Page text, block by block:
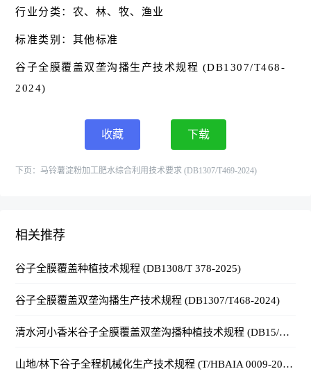
行业分类：农、林、牧、渔业
标准类别：其他标准
谷子全膜覆盖双垄沟播生产技术规程 (DB1307/T468-
2024)
收藏 下载
下页：马铃薯淀粉加工肥水综合利用技术要求 (DB1307/T469-2024)
相关推荐
谷子全膜覆盖种植技术规程 (DB1308/T 378-2025)
谷子全膜覆盖双垄沟播生产技术规程 (DB1307/T468-2024)
清水河小香米谷子全膜覆盖双垄沟播种植技术规程 (DB15/T 3437-2024)
山地/林下谷子全程机械化生产技术规程 (T/HBAIA 0009-2024)